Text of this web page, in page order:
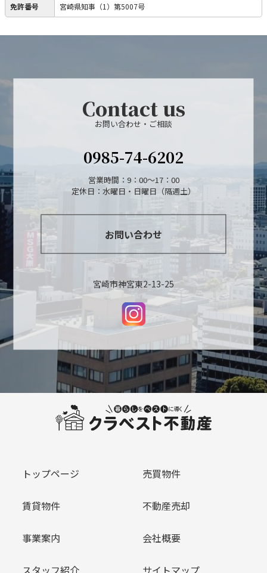
免許番号 宮崎県知事（1）第5007号
Contact us
お問い合わせ・ご相談
0985-74-6202
営業時間：9：00～17：00
定休日：水曜日・日曜日（隔週土）
お問い合わせ
宮崎市神宮東2-13-25
トップページ 売買物件
賃貸物件 不動産売却
事業案内 会社概要
スタッフ紹介 サイトマップ